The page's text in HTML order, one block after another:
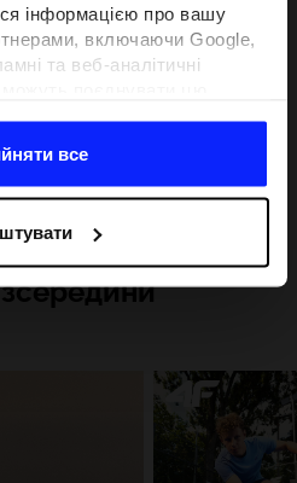
інформацією про вашу
включаючи Google,
та веб-аналітичні
вами їхніх
можемо ділитися
відображення
проведення аналітики,
рішень, які
(наприклад, соціальні
можна знайти в нашій
та в розділі «Деталі».
все